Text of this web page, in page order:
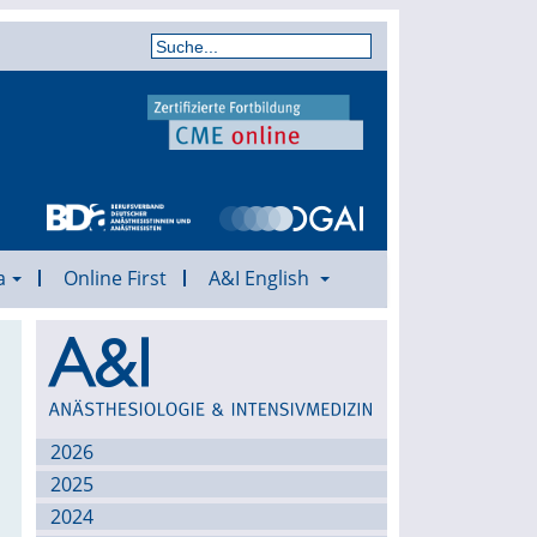
Online First A&I English
Archiv
2026
2025
2024